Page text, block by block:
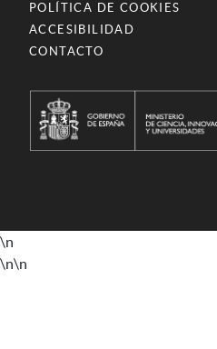
POLÍTICA DE COOKIES
ACCESIBILIDAD
CONTACTO
\n
\n\n